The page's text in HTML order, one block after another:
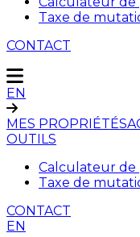
Taxe de
CONTACT
EN
MES PROPRIÉTÉS
OUTILS
Calculateur
Taxe de
CONTACT
EN